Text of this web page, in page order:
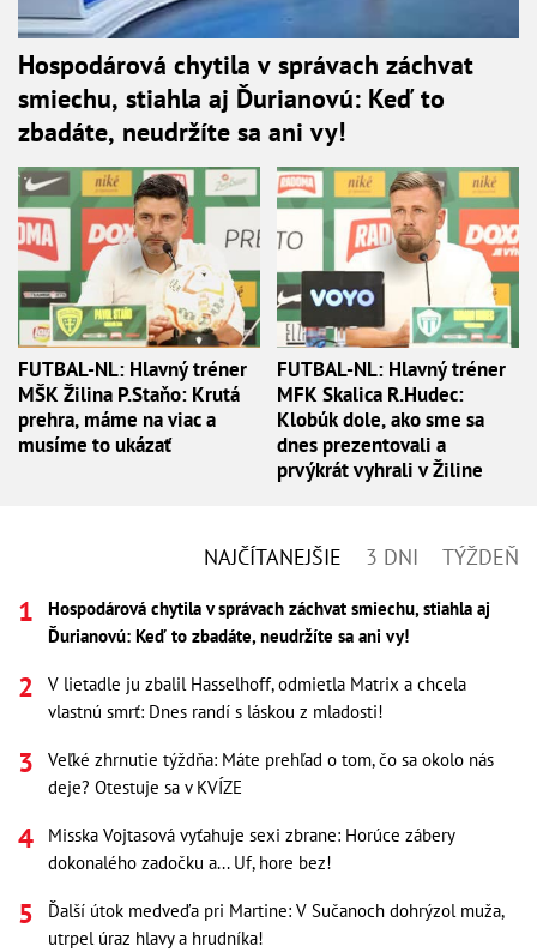
Hospodárová chytila v správach záchvat
smiechu, stiahla aj Ďurianovú: Keď to
zbadáte, neudržíte sa ani vy!
FUTBAL-NL: Hlavný tréner
MŠK Žilina P.Staňo: Krutá
prehra, máme na viac a
musíme to ukázať
FUTBAL-NL: Hlavný tréner
MFK Skalica R.Hudec:
Klobúk dole, ako sme sa
dnes prezentovali a
prvýkrát vyhrali v Žiline
NAJČÍTANEJŠIE 3 DNI TÝŽDEŇ
Hospodárová chytila v správach záchvat smiechu, stiahla aj
Ďurianovú: Keď to zbadáte, neudržíte sa ani vy!
V lietadle ju zbalil Hasselhoff, odmietla Matrix a chcela
vlastnú smrť: Dnes randí s láskou z mladosti!
Veľké zhrnutie týždňa: Máte prehľad o tom, čo sa okolo nás
deje? Otestuje sa v KVÍZE
Misska Vojtasová vyťahuje sexi zbrane: Horúce zábery
dokonalého zadočku a... Uf, hore bez!
Ďalší útok medveďa pri Martine: V Sučanoch dohrýzol muža,
utrpel úraz hlavy a hrudníka!